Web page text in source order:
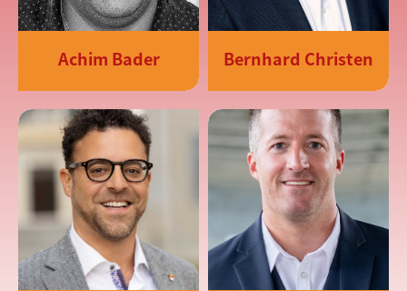
Achim Bader Bernhard Christen